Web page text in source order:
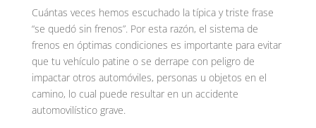
Cuántas veces hemos escuchado la típica y triste frase
“se quedó sin frenos”. Por esta razón, el sistema de
frenos en óptimas condiciones es importante para evitar
que tu vehículo patine o se derrape con peligro de
impactar otros automóviles, personas u objetos en el
camino, lo cual puede resultar en un accidente
automovilístico grave.